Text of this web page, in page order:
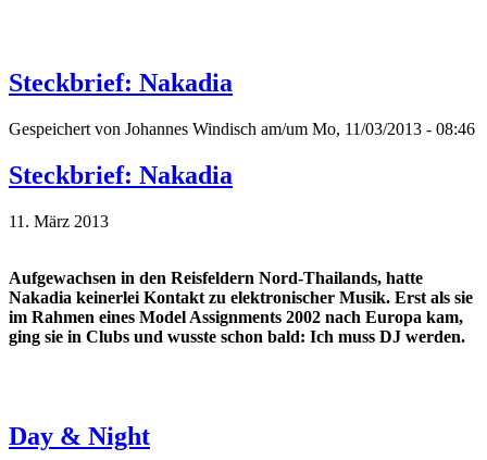
Steckbrief: Nakadia
Gespeichert von Johannes Windisch am/um Mo, 11/03/2013 - 08:46
Steckbrief: Nakadia
11. März 2013
Aufgewachsen in den Reisfeldern Nord-Thailands, hatte
Nakadia keinerlei Kontakt zu elektronischer Musik. Erst als sie
im Rahmen eines Model Assignments 2002 nach Europa kam,
ging sie in Clubs und wusste schon bald: Ich muss DJ werden.
Day & Night